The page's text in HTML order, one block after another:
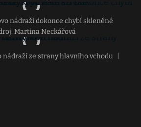
nádraží dokonce chybí skleněné
Martina Neckářová
nádraží ze strany hlavního vchodu